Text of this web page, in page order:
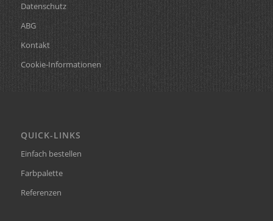
Datenschutz
ABG
Kontakt
Cookie-Informationen
QUICK-LINKS
Einfach bestellen
Farbpalette
Referenzen